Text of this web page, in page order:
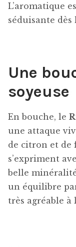
L’aromatique
séduisante
Une
soyeuse
En bouche, le
une attaque
de citron et de
s’expriment
belle
un équilibre
très agréable à